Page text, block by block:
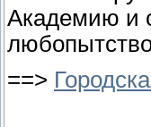
Академию и
==>